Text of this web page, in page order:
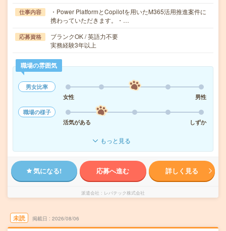
仕事内容
・Power PlatformとCopilotを用いたM365活用推進案件に
携わっていただきます。・…
応募資格
ブランクOK / 英語力不要
実務経験3年以上
職場の雰囲気
男女比率
女性
男性
職場の様子
活気がある
しずか
もっと見る
気になる! 応募へ進む 詳しく見る
派遣会社 レバテック株式会社
未読 掲載日 2026/08/06